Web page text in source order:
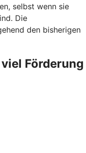
selbst wenn sie
Die
den bisherigen
Förderung